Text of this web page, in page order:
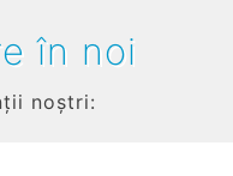
în noi
noștri: